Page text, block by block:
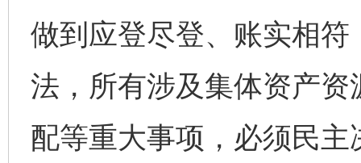
做到应登尽登、账实相符
法，所有涉及集体资产
配等重大事项，必须民主